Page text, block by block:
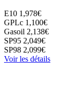
E10 1,978€
GPLc 1,100€
Gasoil 2,138€
SP95 2,049€
SP98 2,099€
Voir les détails